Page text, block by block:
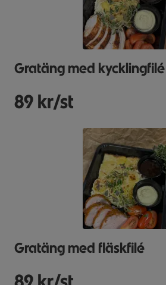
Gratäng med kycklingfilé
89 kr/st
Gratäng med fläskfilé